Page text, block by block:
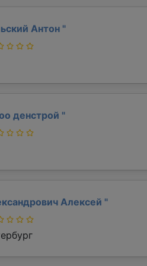
Антон "
денстрой "
Алексей "